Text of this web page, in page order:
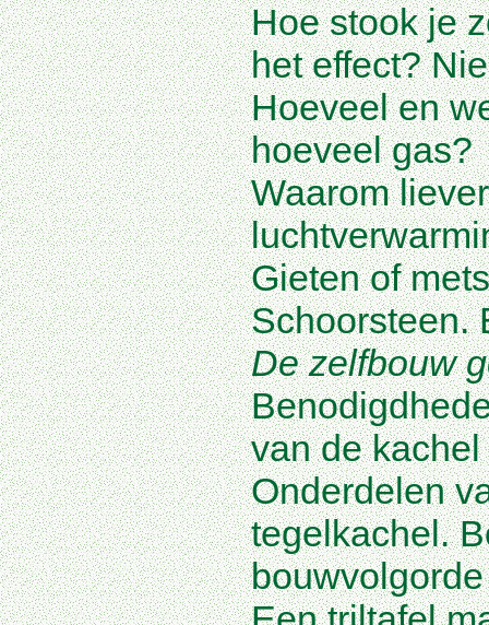
Hoe stook je
het effect?
Hoeveel en
hoeveel gas?
Waarom
Gieten of
Schoorsteen.
De zelfbouw
van de kachel
Onderdelen
tegelkachel.